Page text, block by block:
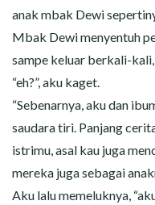
anak mbak Dewi
Mbak Dewi menyentuh
sampe keluar berkali-kali,
“eh?”, aku kaget.
“Sebenarnya, aku dan
saudara tiri. Panjang
istrimu, asal kau juga
mereka juga sebagai
Aku lalu memeluknya,